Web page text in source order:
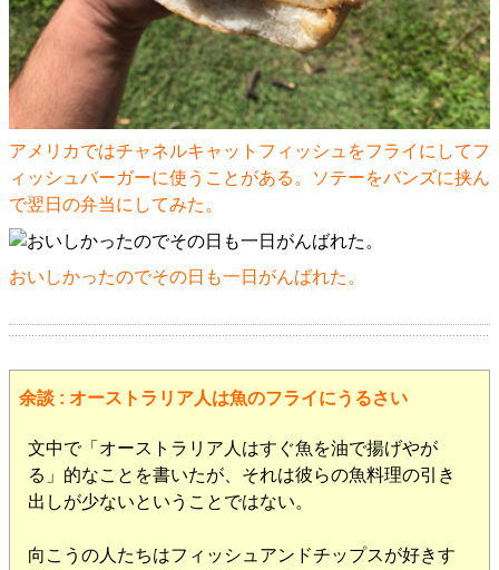
アメリカではチャネルキャットフィッシュをフライにしてフ
ィッシュバーガーに使うことがある。ソテーをバンズに挟ん
で翌日の弁当にしてみた。
おいしかったのでその日も一日がんばれた。
余談 : オーストラリア人は魚のフライにうるさい
文中で「オーストラリア人はすぐ魚を油で揚げやが
る」的なことを書いたが、それは彼らの魚料理の引き
出しが少ないということではない。
向こうの人たちはフィッシュアンドチップスが好きす